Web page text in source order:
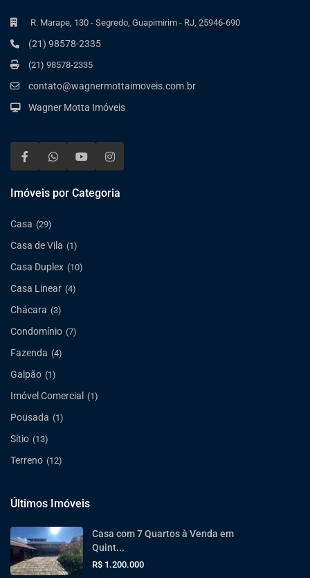
R. Marape, 130 - Segredo, Guapimirim - RJ, 25946-690
(21) 98578-2335
(21) 98578-2335
contato@wagnermottaimoveis.com.br
Wagner Motta Imóveis
Imóveis por Categoria
Casa (29)
Casa de Vila (1)
Casa Duplex (10)
Casa Linear (4)
Chácara (3)
Condomínio (7)
Fazenda (4)
Galpão (1)
Imóvel Comercial (1)
Pousada (1)
Sítio (13)
Terreno (12)
Últimos Imóveis
Casa com 7 Quartos à Venda em
Quint...
R$ 1.200.000